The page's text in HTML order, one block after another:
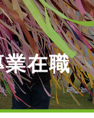
業在職